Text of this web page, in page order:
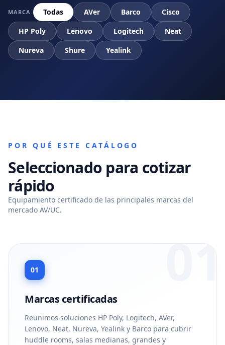
MARCA Todas AVer Barco
Cisco
HP Poly
Lenovo Logitech
Neat
Nureva
Shure Yealink
POR QUÉ ESTE CATÁLOGO
Seleccionado para cotizar
rápido
Equipamiento certificado de las principales marcas del
mercado AV/UC.
01
01
Marcas certificadas
Reunimos soluciones HP Poly, Logitech, AVer,
Lenovo, Neat, Nureva, Yealink y Barco para cubrir
huddle rooms, salas medianas, grandes y